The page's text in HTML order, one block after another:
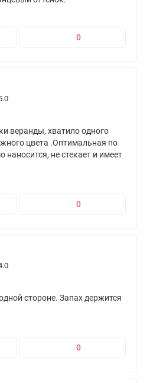
0
веранды, хватило одного
цвета .Оптимальная по
наносится, не стекает и имеет
0
стороне. Запах держится
0